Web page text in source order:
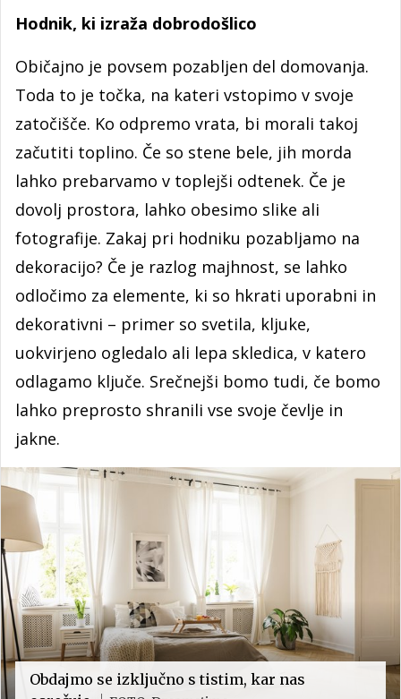
Hodnik, ki izraža dobrodošlico
Običajno je povsem pozabljen del domovanja.
Toda to je točka, na kateri vstopimo v svoje
zatočišče. Ko odpremo vrata, bi morali takoj
začutiti toplino. Če so stene bele, jih morda
lahko prebarvamo v toplejši odtenek. Če je
dovolj prostora, lahko obesimo slike ali
fotografije. Zakaj pri hodniku pozabljamo na
dekoracijo? Če je razlog majhnost, se lahko
odločimo za elemente, ki so hkrati uporabni in
dekorativni – primer so svetila, kljuke,
uokvirjeno ogledalo ali lepa skledica, v katero
odlagamo ključe. Srečnejši bomo tudi, če bomo
lahko preprosto shranili vse svoje čevlje in
jakne.
Obdajmo se izključno s tistim, kar nas